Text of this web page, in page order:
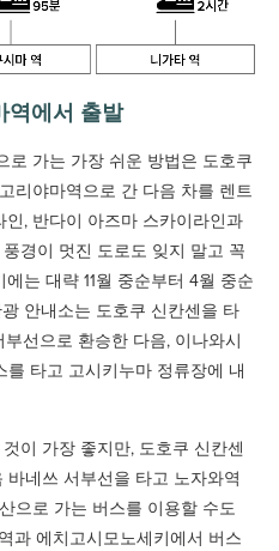
역에서 출발
로 가는 가장 쉬운 방법은 도호쿠
리야마역으로 간 다음 차를 렌트
, 반다이 아즈마 스카이라인과
경이 멋진 도로도 잊지 말고 꼭
는 대략 11월 중순부터 4월 중순
안내소는 도호쿠 신칸센을 타
선으로 환승한 다음, 이나와시
타고 고시키누마 정류장에 내
이 가장 좋지만, 도호쿠 신칸센
네쓰 서부선을 타고 노자와역
으로 가는 버스를 이용할 수도
과 에치고시모노세키에서 버스